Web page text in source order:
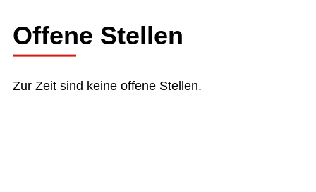
Offene Stellen
Zur Zeit sind keine offene Stellen.